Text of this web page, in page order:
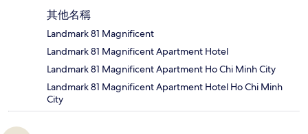
其他名稱
Landmark 81 Magnificent
Landmark 81 Magnificent Apartment Hotel
Landmark 81 Magnificent Apartment Ho Chi Minh City
Landmark 81 Magnificent Apartment Hotel Ho Chi Minh
City